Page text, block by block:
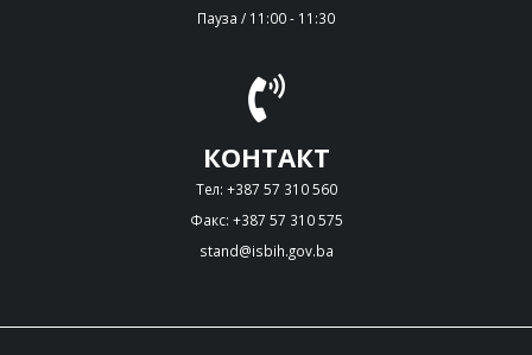
Пауза / 11:00 - 11:30
КОНТАКТ
Тел: +387 57 310 560
Факс: +387 57 310 575
stand@isbih.gov.ba